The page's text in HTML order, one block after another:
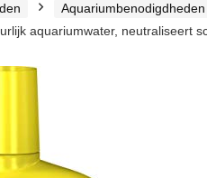
Aquariumbenodigdheden
aquariumwater, neutraliseert